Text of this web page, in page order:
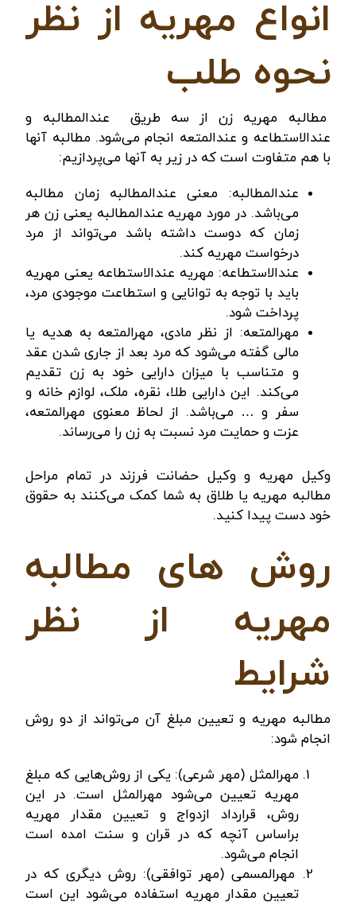
انواع مهریه از نظر
نحوه طلب
مطالبه مهریه زن از سه طریق عندالمطالبه و
عندالاستطاعه و عندالمتعه انجام می‌شود. مطالبه آنها
با هم متفاوت است که در زیر به آنها می‌پردازیم:
عندالمطالبه: معنی عندالمطالبه زمان مطالبه
می‌باشد. در مورد مهریه عندالمطالبه یعنی زن هر
زمان که دوست داشته باشد می‌تواند از مرد
درخواست مهریه کند.
عندالاستطاعه: مهریه عندالاستطاعه یعنی مهریه
باید با توجه به توانایی و استطاعت موجودی مرد،
پرداخت شود.
مهرالمتعه: از نظر مادی، مهرالمتعه به هدیه یا
مالی گفته می‌شود که مرد بعد از جاری شدن عقد
و متناسب با میزان دارایی خود به زن تقدیم
می‌کند. این دارایی طلا، نقره، ملک، لوازم خانه و
سفر و … می‌باشد. از لحاظ معنوی مهرالمتعه،
عزت و حمایت مرد نسبت به زن را می‌رساند.
وکیل مهریه ووکیل حضانت فرزند در تمام مراحل
مطالبه مهریه یا طلاق به شما کمک می‌کنند به حقوق
خود دست پیدا کنید.
روش های مطالبه
مهریه از نظر
شرایط
مطالبه مهریه و تعیین مبلغ آن می‌تواند از دو روش
انجام شود:
مهرالمثل (مهر شرعی): یکی از روش‌هایی که مبلغ
مهریه تعیین می‌شود مهرالمثل است. در این
روش، قرارداد ازدواج و تعیین مقدار مهریه
براساس آنچه که در قران و سنت امده است
انجام می‌شود.
مهرالمسمی (مهر توافقی): روش دیگری که در
تعیین مقدار مهریه استفاده می‌شود این است